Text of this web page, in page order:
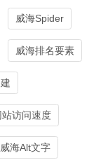
威海Spider
威海排名要素
站访问速度
威海Alt文字